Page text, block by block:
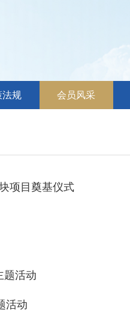
法规 会员风采
项目奠基仪式
题活动
活动